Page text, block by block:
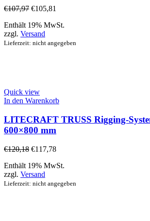
€107,97 €105,81
Enthält 19% MwSt.
zzgl. Versand
Lieferzeit: nicht angegeben
Quick view
In den Warenkorb
LITECRAFT TRUSS Rigging-
600×800 mm
€120,18 €117,78
Enthält 19% MwSt.
zzgl. Versand
Lieferzeit: nicht angegeben